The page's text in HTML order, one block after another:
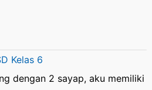
Kelas 6
dengan 2 sayap, aku memiliki